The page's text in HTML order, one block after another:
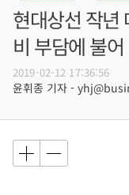
현대상선 작년
비 부담에 불어
2019-02-12 17:36:56
윤휘종 기자 -